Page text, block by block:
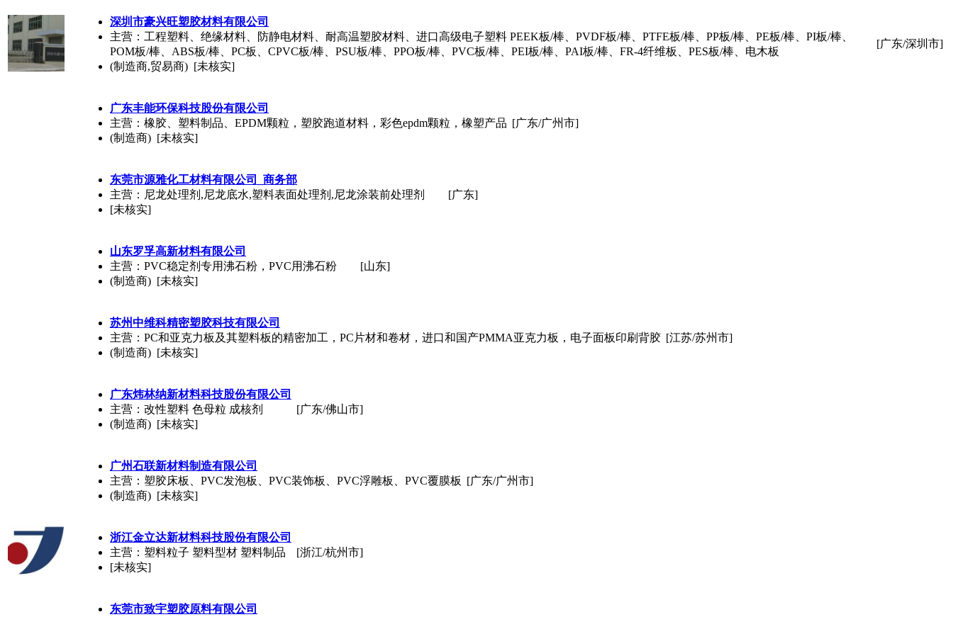
深圳市豪兴旺塑胶材料有限公司
主营：工程塑料、绝缘材料、防静电材料、耐高温塑胶材料、进口高级电子塑料 PEEK板/棒、PVDF板/棒、PTFE板/棒、PP板/棒、PE板/棒、PI板/棒、
POM板/棒、ABS板/棒、PC板、CPVC板/棒、PSU板/棒、PPO板/棒、PVC板/棒、PEI板/棒、PAI板/棒、FR-4纤维板、PES板/棒、电木板
(制造商,贸易商) [未核实]
[广东/深圳市]
广东丰能环保科技股份有限公司
主营：橡胶、塑料制品、EPDM颗粒，塑胶跑道材料，彩色epdm颗粒，橡塑产品
(制造商) [未核实]
[广东/广州市]
东莞市源雅化工材料有限公司_商务部
主营：尼龙处理剂,尼龙底水,塑料表面处理剂,尼龙涂装前处理剂
[未核实]
[广东]
山东罗孚高新材料有限公司
主营：PVC稳定剂专用沸石粉，PVC用沸石粉
(制造商) [未核实]
[山东]
苏州中维科精密塑胶科技有限公司
主营：PC和亚克力板及其塑料板的精密加工，PC片材和卷材，进口和国产PMMA亚克力板，电子面板印刷背胶
(制造商) [未核实]
[江苏/苏州市]
广东炜林纳新材料科技股份有限公司
主营：改性塑料 色母粒 成核剂
(制造商) [未核实]
[广东/佛山市]
广州石联新材料制造有限公司
主营：塑胶床板、PVC发泡板、PVC装饰板、PVC浮雕板、PVC覆膜板
(制造商) [未核实]
[广东/广州市]
浙江金立达新材料科技股份有限公司
主营：塑料粒子 塑料型材 塑料制品
[未核实]
[浙江/杭州市]
东莞市致宇塑胶原料有限公司